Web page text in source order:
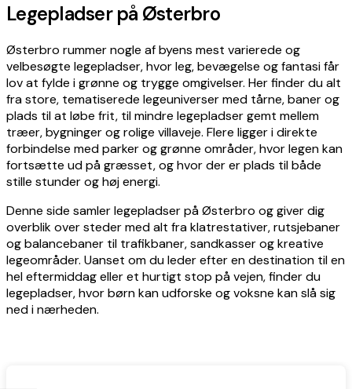
Legepladser på Østerbro
Østerbro rummer nogle af byens mest varierede og
velbesøgte legepladser, hvor leg, bevægelse og fantasi får
lov at fylde i grønne og trygge omgivelser. Her finder du alt
fra store, tematiserede legeuniverser med tårne, baner og
plads til at løbe frit, til mindre legepladser gemt mellem
træer, bygninger og rolige villaveje. Flere ligger i direkte
forbindelse med parker og grønne områder, hvor legen kan
fortsætte ud på græsset, og hvor der er plads til både
stille stunder og høj energi.
Denne side samler legepladser på Østerbro og giver dig
overblik over steder med alt fra klatrestativer, rutsjebaner
og balancebaner til trafikbaner, sandkasser og kreative
legeområder. Uanset om du leder efter en destination til en
hel eftermiddag eller et hurtigt stop på vejen, finder du
legepladser, hvor børn kan udforske og voksne kan slå sig
ned i nærheden.